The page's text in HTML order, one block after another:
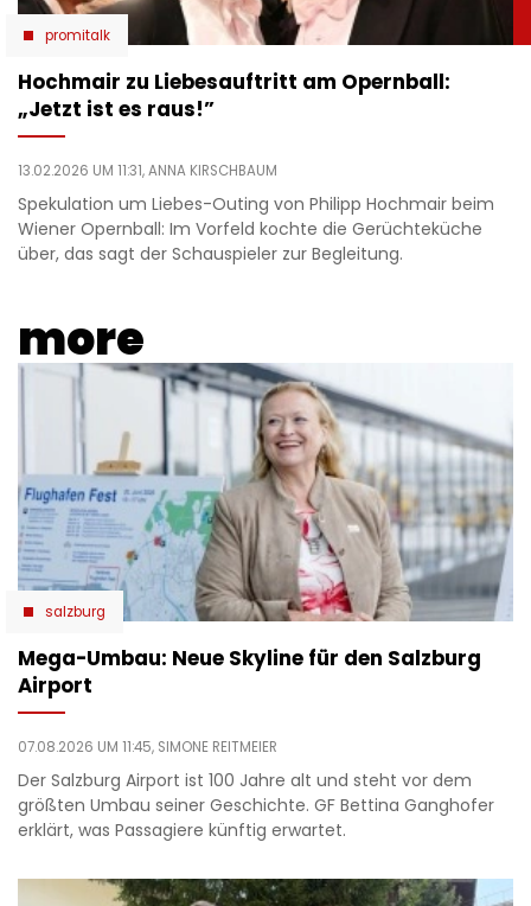
promitalk
Hochmair zu Liebesauftritt am Opernball:
„Jetzt ist es raus!”
13.02.2026 UM 11:31,ANNA KIRSCHBAUM
Spekulation um Liebes-Outing von Philipp Hochmair beim
Wiener Opernball: Im Vorfeld kochte die Gerüchteküche
über, das sagt der Schauspieler zur Begleitung.
more
salzburg
Mega-Umbau: Neue Skyline für den Salzburg
Airport
07.08.2026 UM 11:45, SIMONE REITMEIER
Der Salzburg Airport ist 100 Jahre alt und steht vor dem
größten Umbau seiner Geschichte. GF Bettina Ganghofer
erklärt, was Passagiere künftig erwartet.